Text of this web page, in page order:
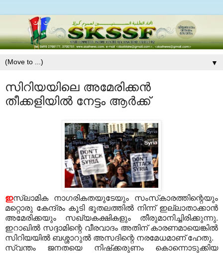
▼
സിറിയയിലെ അമേരിക്കന്‍
തീക്കളിയില്‍ നേട്ടം ആര്‍ക്ക്‌
ഇസ്‌ലാമിക നാഗരികതയുടേയും സംസ്‌കാരത്തിന്റെയും
മറ്റൊരു കേന്ദ്രം കൂടി ഭൂതലത്തില്‍ നിന്ന് ഇല്ലാതാക്കാന്‍
അമേരിക്കയും സഖ്യകക്ഷികളും തീരുമാനിച്ചിരിക്കുന്നു.
ഇറാഖില്‍ സദ്ദാമിന്റെ വീരവാദം അതിന് കാരണമായെങ്കില്‍
സിറിയയില്‍ ബശ്ശാറുല്‍ അസദിന്റെ നരമേധമാണ് ഹേതു.
സ്വന്തം ജനതയെ നിഷ്‌ക്കരുണം കൊന്നൊടുക്കിയ